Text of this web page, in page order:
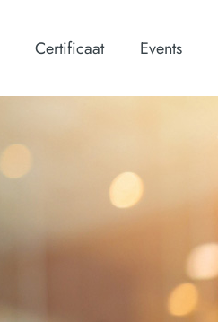
Certificaat Events